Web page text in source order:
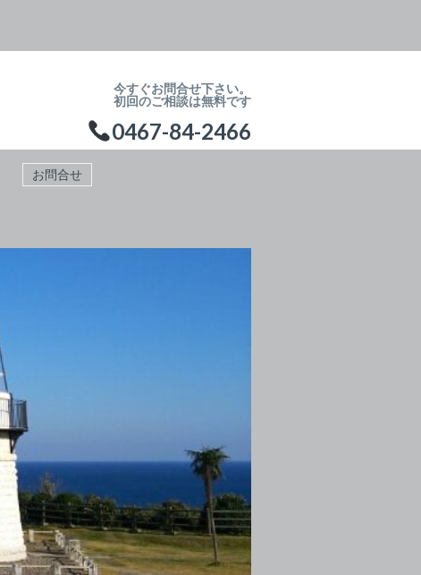
今すぐお問合せ下さい。
初回のご相談は無料です
0467-84-2466
お問合せ